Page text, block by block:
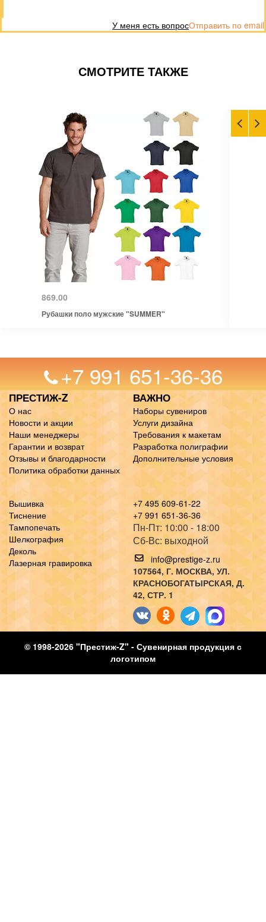
Отправить по email
У меня есть вопрос
СМОТРИТЕ ТАКЖЕ
869.00
Рубашки поло мужские "SUMMER"
+7 991 651-36-36
ПРЕСТИЖ-Z
О нас
Новости и акции
Наши менеджеры
Гарантии и возврат
Отзывы и благодарности
Политика обработки данных
ВАЖНО
Наборы сувениров
Услуги дизайна
Требования к макетам
Разработка полиграфии
Дополнительные условия
Вышивка
Тиснение
Тампопечать
Шелкография
Деколь
Лазерная гравировка
+7 495 609-61-22
+7 991 651-36-36
Пн-Пт: 10:00 - 18:00
Сб-Вс: выходной
info@prestige-z.ru
107564, Г. МОСКВА, УЛ.
КРАСНОБОГАТЫРСКАЯ, Д.
42, СТР. 1
© 1998-2026 "Престиж-Z" - Сувенирная продукция с
логотипом